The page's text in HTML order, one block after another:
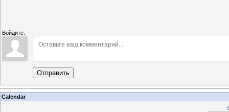
Войдите:
Отправить
Calendar